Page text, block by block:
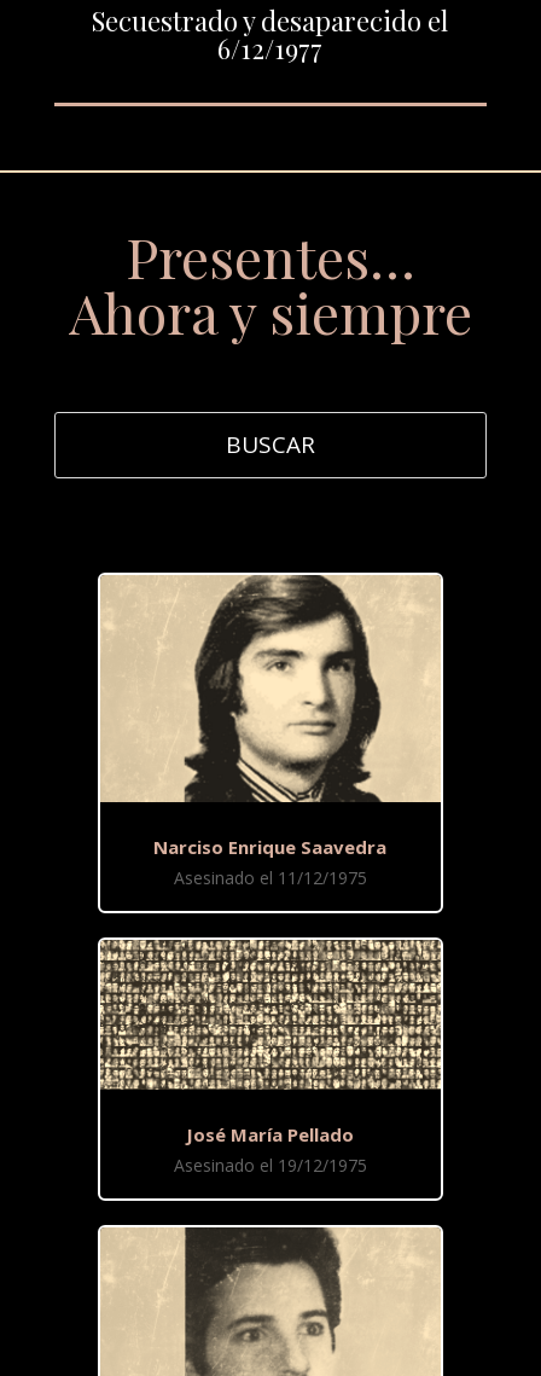
Secuestrado y desaparecido el
6/12/1977
Presentes…
Ahora y siempre
Narciso Enrique Saavedra
Asesinado el 11/12/1975
José María Pellado
Asesinado el 19/12/1975